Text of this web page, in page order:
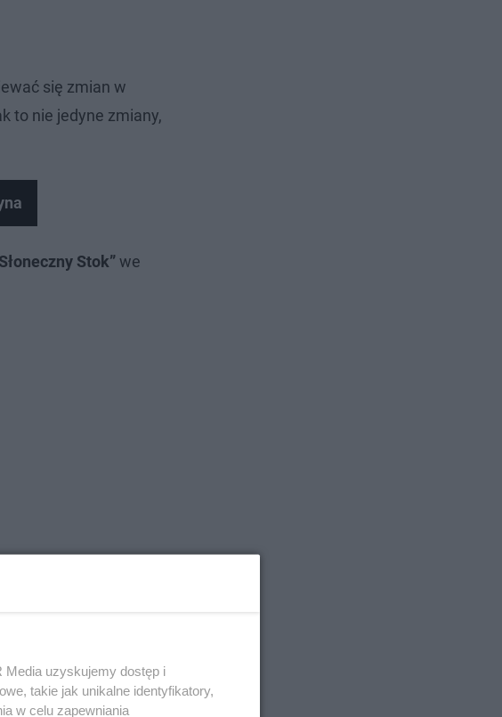
się zmian w
to nie jedyne zmiany,
Stok”we
Media uzyskujemy dostęp i
takie jak unikalne identyfikatory,
w celu zapewniania